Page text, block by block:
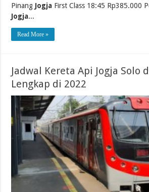
Pinang Jogja First Class 18:45 Rp385.000
Jogja...
Read More »
Jadwal Kereta Api Jogja Solo
Lengkap di 2022